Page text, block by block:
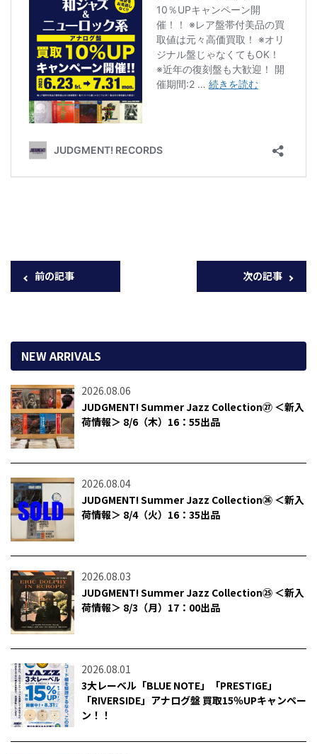
前の記事 次の記事
NEW ARRIVALS
2026.08.06
JUDGMENT! Summer Jazz Collection㉗ ＜新入
荷情報＞ 8/6（木）16：55出品
2026.08.04
JUDGMENT! Summer Jazz Collection㉖ ＜新入
荷情報＞ 8/4（火）16：35出品
2026.08.03
JUDGMENT! Summer Jazz Collection㉕ ＜新入
荷情報＞ 8/3（月）17：00出品
2026.08.01
3大レーベル「BLUE NOTE」「PRESTIGE」
「RIVERSIDE」アナログ盤 買取15％UPキャンペー
ン！！